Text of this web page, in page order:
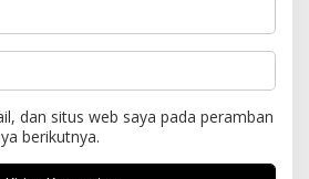
dan situs web saya pada peramban
berikutnya.